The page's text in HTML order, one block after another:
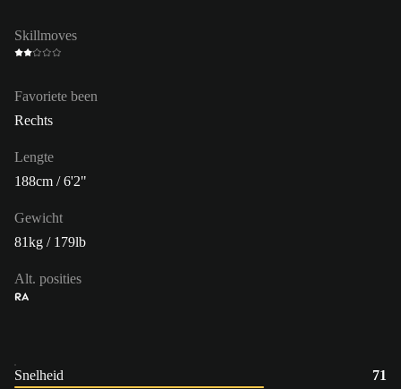
Skillmoves
Favoriete been
Rechts
Lengte
188cm / 6'2"
Gewicht
81kg / 179lb
Alt. posities
RA
Snelheid
71